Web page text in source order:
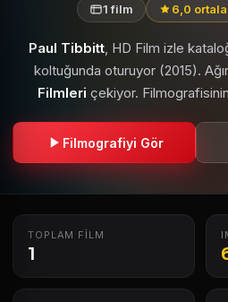
1 film 6,0
Paul Tibbitt, HD Film izle
koltuğunda oturuyor (2015).
Filmleri çekiyor.
Filmografiyi Gör
TOPLAM FILM
1